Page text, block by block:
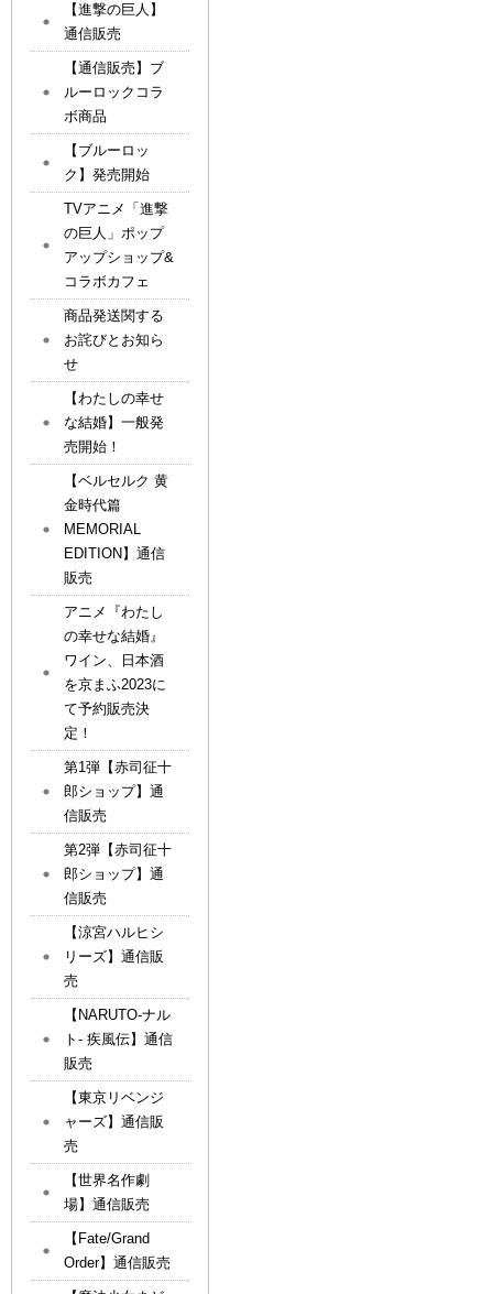
【進撃の巨人】
通信販売
【通信販売】ブ
ルーロックコラ
ボ商品
【ブルーロッ
ク】発売開始
TVアニメ「進撃
の巨人」ポップ
アップショップ&
コラボカフェ
商品発送関する
お詫びとお知ら
せ
【わたしの幸せ
な結婚】一般発
売開始！
【ベルセルク 黄
金時代篇
MEMORIAL
EDITION】通信
販売
アニメ『わたし
の幸せな結婚』
ワイン、日本酒
を京まふ2023に
て予約販売決
定！
第1弾【赤司征十
郎ショップ】通
信販売
第2弾【赤司征十
郎ショップ】通
信販売
【涼宮ハルヒシ
リーズ】通信販
売
【NARUTO-ナル
ト- 疾風伝】通信
販売
【東京リベンジ
ャーズ】通信販
売
【世界名作劇
場】通信販売
【Fate/Grand
Order】通信販売